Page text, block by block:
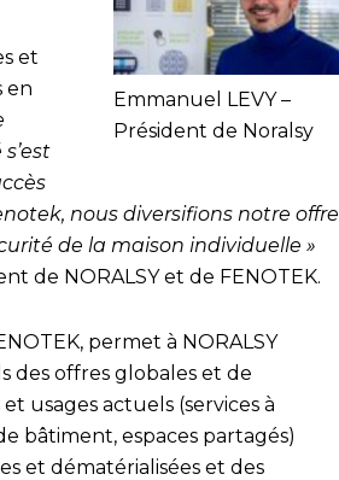
Emmanuel LEVY –
Président de Noralsy
et
en
nous diversifions notre offre
de la maison individuelle »
de NORALSY et de FENOTEK.
permet à NORALSY
des offres globales et de
usages actuels (services à
bâtiment, espaces partagés)
et dématérialisées et des